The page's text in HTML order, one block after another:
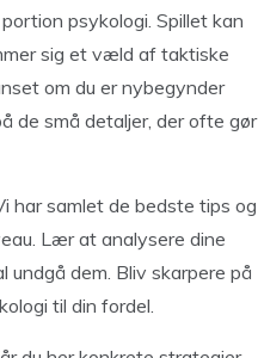
psykologi. Spillet kan
sig et væld af taktiske
om du er nybegynder
de små detaljer, der ofte gør
har samlet de bedste tips og
Lær at analysere dine
dem. Bliv skarpere på
til din fordel.